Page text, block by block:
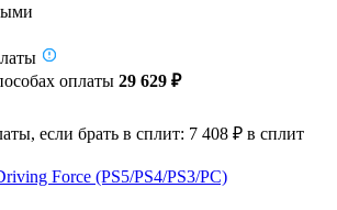
оплаты 29 629 ₽
если брать в сплит: 7 408 ₽ в сплит
Force (PS5/PS4/PS3/PC)